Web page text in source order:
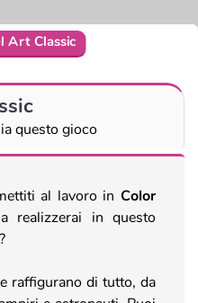
Art Classic
questo gioco
al lavoro in Color
realizzerai in questo
raffigurano di tutto, da